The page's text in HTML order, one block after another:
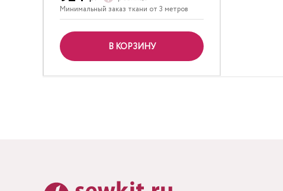
Минимальный заказ ткани от 3 метров
В КОРЗИНУ